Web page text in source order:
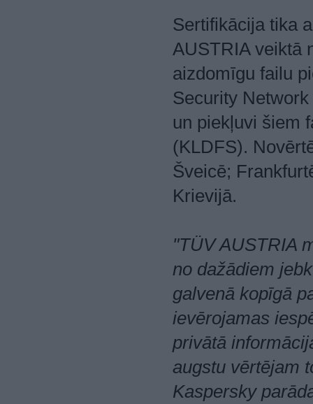
Sertifikācija tika
AUSTRIA veiktā
aizdomīgu failu
Security
un piekļuvi šiem
(KLDFS).
Šveicē;
Krievijā.
"TÜV AUSTRIA
no dažādiem
galvenā kopīgā
ievērojamas
privātā
augstu vērtējam
Kaspersky